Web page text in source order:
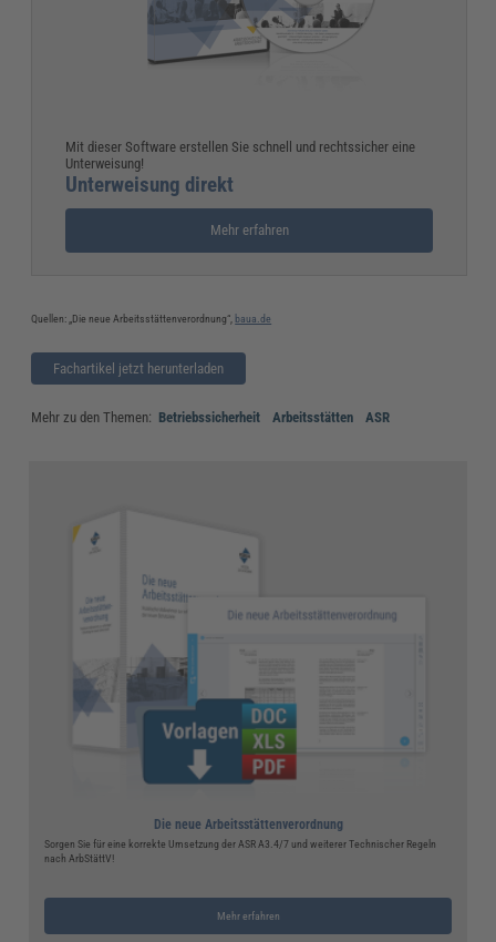
Mit dieser Software erstellen Sie schnell und rechtssicher eine
Unterweisung!
Unterweisung direkt
Mehr erfahren
Quellen: „Die neue Arbeitsstättenverordnung“, baua.de
Fachartikel jetzt herunterladen
Mehr zu den Themen: Betriebssicherheit Arbeitsstätten ASR
Die neue Arbeitsstättenverordnung
Sorgen Sie für eine korrekte Umsetzung der ASR A3.4/7 und weiterer Technischer Regeln
nach ArbStättV!
Mehr erfahren